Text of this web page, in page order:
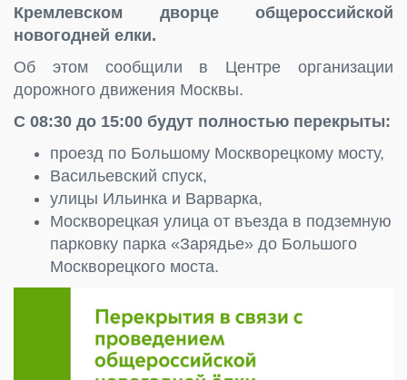
Кремлевском дворце общероссийской
новогодней елки.
Об этом сообщили в Центре организации
дорожного движения Москвы.
С 08:30 до 15:00 будут полностью перекрыты:
проезд по Большому Москворецкому мосту,
Васильевский спуск,
улицы Ильинка и Варварка,
Москворецкая улица от въезда в подземную
парковку парка «Зарядье» до Большого
Москворецкого моста.